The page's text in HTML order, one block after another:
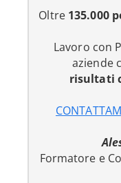
Oltre 135.000
Lavoro con
aziende
risultati
Formatore e